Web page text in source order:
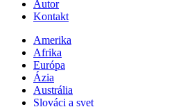
Autor
Kontakt
Amerika
Afrika
Európa
Ázia
Austrália
Slováci a svet